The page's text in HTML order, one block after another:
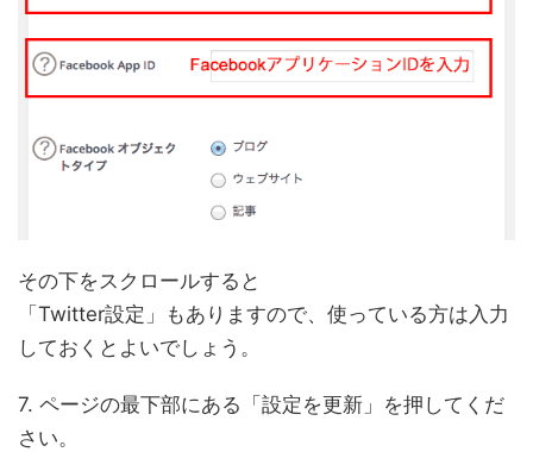
その下をスクロールすると
「Twitter設定」もありますので、使っている方は入力
しておくとよいでしょう。
7. ページの最下部にある「設定を更新」を押してくだ
さい。